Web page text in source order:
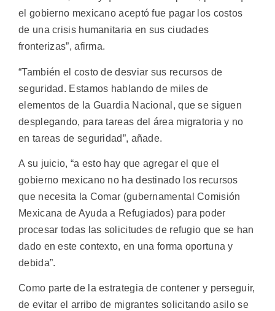
el gobierno mexicano aceptó fue pagar los costos
de una crisis humanitaria en sus ciudades
fronterizas”, afirma.
“También el costo de desviar sus recursos de
seguridad. Estamos hablando de miles de
elementos de la Guardia Nacional, que se siguen
desplegando, para tareas del área migratoria y no
en tareas de seguridad”, añade.
A su juicio, “a esto hay que agregar el que el
gobierno mexicano no ha destinado los recursos
que necesita la Comar (gubernamental Comisión
Mexicana de Ayuda a Refugiados) para poder
procesar todas las solicitudes de refugio que se han
dado en este contexto, en una forma oportuna y
debida”.
Como parte de la estrategia de contener y perseguir,
de evitar el arribo de migrantes solicitando asilo se